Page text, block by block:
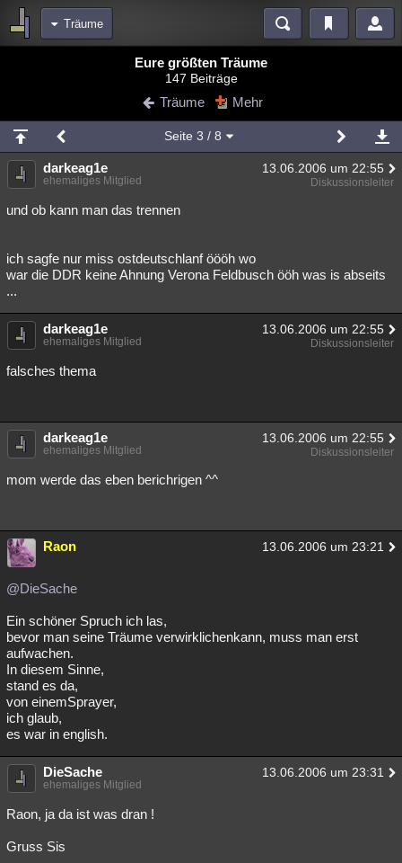
Träume
Blogs Videos
Chat Wiki Neuigkeiten
meine Rubriken
Menschen Wissenschaft Mystery Kriminalfälle
Spiritualität Verschwörungen
weitere Rubriken
Astronomie Helpdesk Gaming Filme
Musik Clash
Besucht Teilgenommen Alle Neue Geschlossen
Lesenswert Schlüsselwörter
Eure größten Träume
147 Beiträge
Träume Mehr
Seite 3 / 8
darkeag1e 13.06.2006 um 22:55
ehemaliges Mitglied Diskussionsleiter
und ob kann man das trennen
ich sagfe nur miss ostdeutschlanf öööh wo
war die DDR keine Ahnung Verona Feldbusch ööh was is abseits
...
darkeag1e 13.06.2006 um 22:55
ehemaliges Mitglied Diskussionsleiter
falsches thema
darkeag1e 13.06.2006 um 22:55
ehemaliges Mitglied Diskussionsleiter
mom werde das eben berichrigen ^^
Raon 13.06.2006 um 23:21
@DieSache
Ein schöner Spruch ich las,
bevor man seine Träume verwirklichenkann, muss man erst
aufwachen.
In diesem Sinne,
stand es da,
von einemSprayer,
ich glaub,
es war in english.
DieSache 13.06.2006 um 23:31
ehemaliges Mitglied
Raon, ja da ist was dran !
Gruss Sis